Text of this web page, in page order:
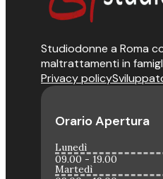
Studiodonne a Roma
maltrattamenti in
Privacy policy
Orario Apertura
Lunedì
09.00 - 19.00
Martedì